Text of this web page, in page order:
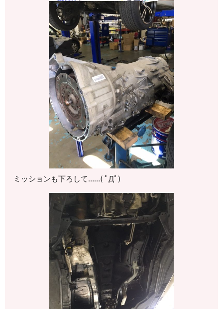
ミッションも下ろして……( ﾟДﾟ)